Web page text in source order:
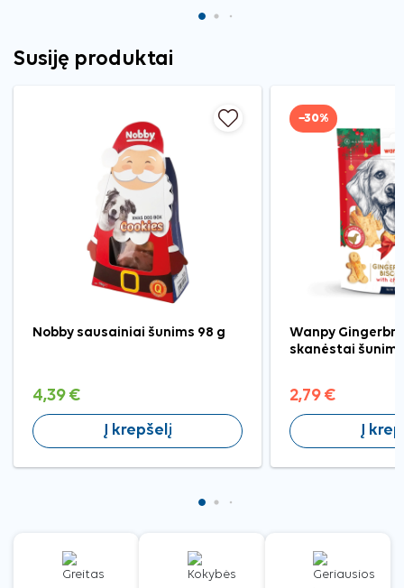
Susiję produktai
Nobby sausainiai šunims 98 g
4,39 €
Į krepšelį
−30%
Wanpy
skanėstai
2,79 €
Į